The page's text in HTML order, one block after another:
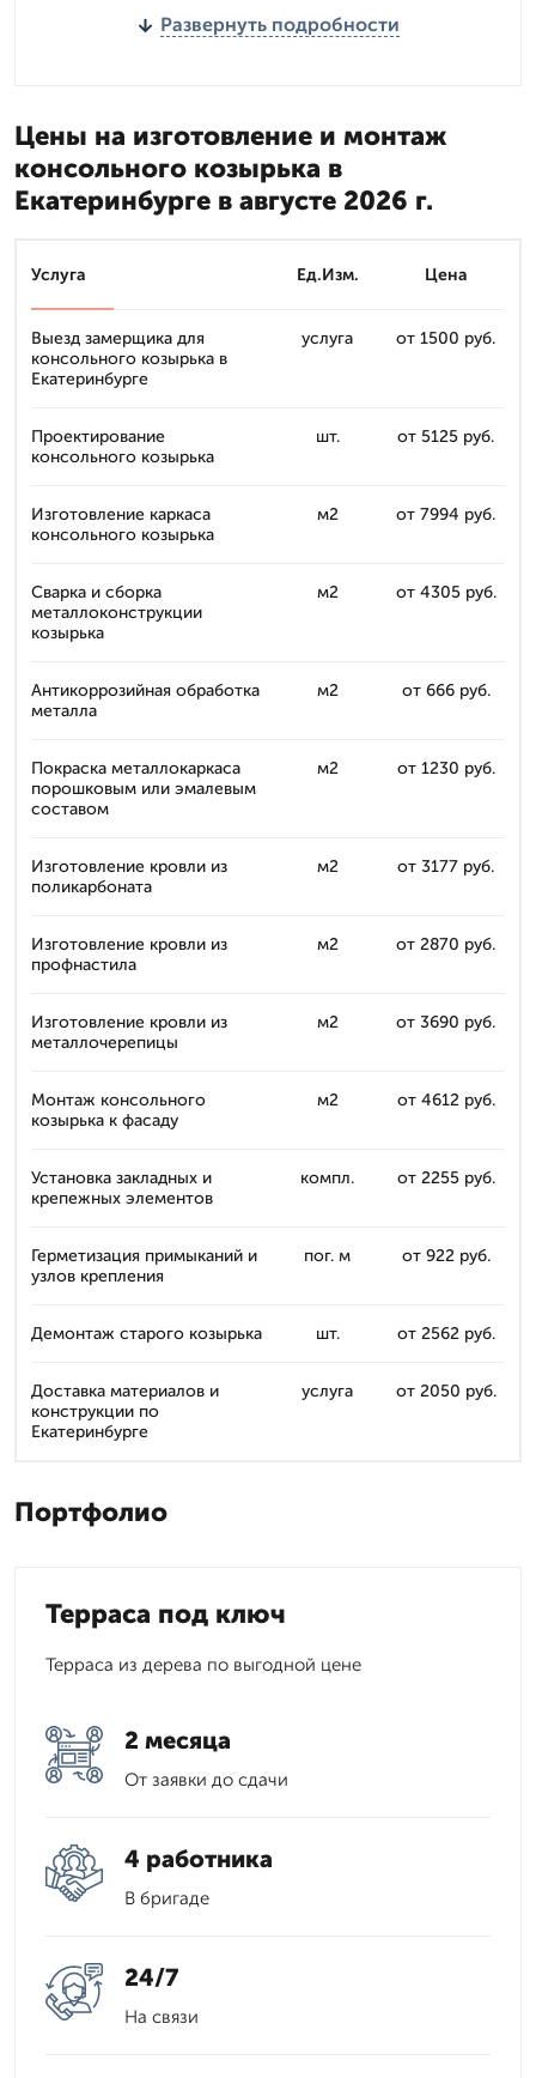
Развернуть подробности
Цены на изготовление и монтаж
консольного козырька в
Екатеринбурге в августе 2026 г.
Услуга Ед.Изм. Цена
Выезд замерщика для
консольного козырька в
Екатеринбурге
услуга от 1500 руб.
Проектирование
консольного козырька
шт. от 5125 руб.
Изготовление каркаса
консольного козырька
м2 от 7994 руб.
Сварка и сборка
металлоконструкции
козырька
м2 от 4305 руб.
Антикоррозийная обработка
металла
м2 от 666 руб.
Покраска металлокаркаса
порошковым или эмалевым
составом
м2 от 1230 руб.
Изготовление кровли из
поликарбоната
м2 от 3177 руб.
Изготовление кровли из
профнастила
м2 от 2870 руб.
Изготовление кровли из
металлочерепицы
м2 от 3690 руб.
Монтаж консольного
козырька к фасаду
м2 от 4612 руб.
Установка закладных и
крепежных элементов
компл. от 2255 руб.
Герметизация примыканий и
узлов крепления
пог. м от 922 руб.
Демонтаж старого козырька шт. от 2562 руб.
Доставка материалов и
конструкции по
Екатеринбурге
услуга от 2050 руб.
Портфолио
Терраса под ключ
Терраса из дерева по выгодной цене
2 месяца
От заявки до сдачи
4 работника
В бригаде
24/7
На связи